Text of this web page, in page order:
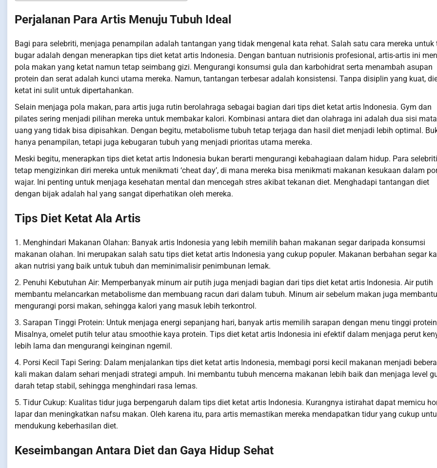
Perjalanan Para Artis Menuju Tubuh Ideal
Bagi para selebriti, menjaga penampilan adalah tantangan yang tidak mengenal kata rehat. Salah satu cara mereka untuk
bugar adalah dengan menerapkan tips diet ketat artis Indonesia. Dengan bantuan nutrisionis profesional, artis-artis ini
pola makan yang ketat namun tetap seimbang gizi. Mengurangi konsumsi gula dan karbohidrat serta menambah asupan
protein dan serat adalah kunci utama mereka. Namun, tantangan terbesar adalah konsistensi. Tanpa disiplin yang kuat,
ketat ini sulit untuk dipertahankan.
Selain menjaga pola makan, para artis juga rutin berolahraga sebagai bagian dari tips diet ketat artis Indonesia. Gym dan
pilates sering menjadi pilihan mereka untuk membakar kalori. Kombinasi antara diet dan olahraga ini adalah dua sisi mata
uang yang tidak bisa dipisahkan. Dengan begitu, metabolisme tubuh tetap terjaga dan hasil diet menjadi lebih optimal.
hanya penampilan, tetapi juga kebugaran tubuh yang menjadi prioritas utama mereka.
Meski begitu, menerapkan tips diet ketat artis Indonesia bukan berarti mengurangi kebahagiaan dalam hidup. Para
tetap mengizinkan diri mereka untuk menikmati ‘cheat day’, di mana mereka bisa menikmati makanan kesukaan dalam
wajar. Ini penting untuk menjaga kesehatan mental dan mencegah stres akibat tekanan diet. Menghadapi tantangan diet
dengan bijak adalah hal yang sangat diperhatikan oleh mereka.
Tips Diet Ketat Ala Artis
1. Menghindari Makanan Olahan: Banyak artis Indonesia yang lebih memilih bahan makanan segar daripada konsumsi
makanan olahan. Ini merupakan salah satu tips diet ketat artis Indonesia yang cukup populer. Makanan berbahan segar
akan nutrisi yang baik untuk tubuh dan meminimalisir penimbunan lemak.
2. Penuhi Kebutuhan Air: Memperbanyak minum air putih juga menjadi bagian dari tips diet ketat artis Indonesia. Air putih
membantu melancarkan metabolisme dan membuang racun dari dalam tubuh. Minum air sebelum makan juga membantu
mengurangi porsi makan, sehingga kalori yang masuk lebih terkontrol.
3. Sarapan Tinggi Protein: Untuk menjaga energi sepanjang hari, banyak artis memilih sarapan dengan menu tinggi
Misalnya, omelet putih telur atau smoothie kaya protein. Tips diet ketat artis Indonesia ini efektif dalam menjaga perut
lebih lama dan mengurangi keinginan ngemil.
4. Porsi Kecil Tapi Sering: Dalam menjalankan tips diet ketat artis Indonesia, membagi porsi kecil makanan menjadi
kali makan dalam sehari menjadi strategi ampuh. Ini membantu tubuh mencerna makanan lebih baik dan menjaga level
darah tetap stabil, sehingga menghindari rasa lemas.
5. Tidur Cukup: Kualitas tidur juga berpengaruh dalam tips diet ketat artis Indonesia. Kurangnya istirahat dapat memicu
lapar dan meningkatkan nafsu makan. Oleh karena itu, para artis memastikan mereka mendapatkan tidur yang cukup
mendukung keberhasilan diet.
Keseimbangan Antara Diet dan Gaya Hidup Sehat